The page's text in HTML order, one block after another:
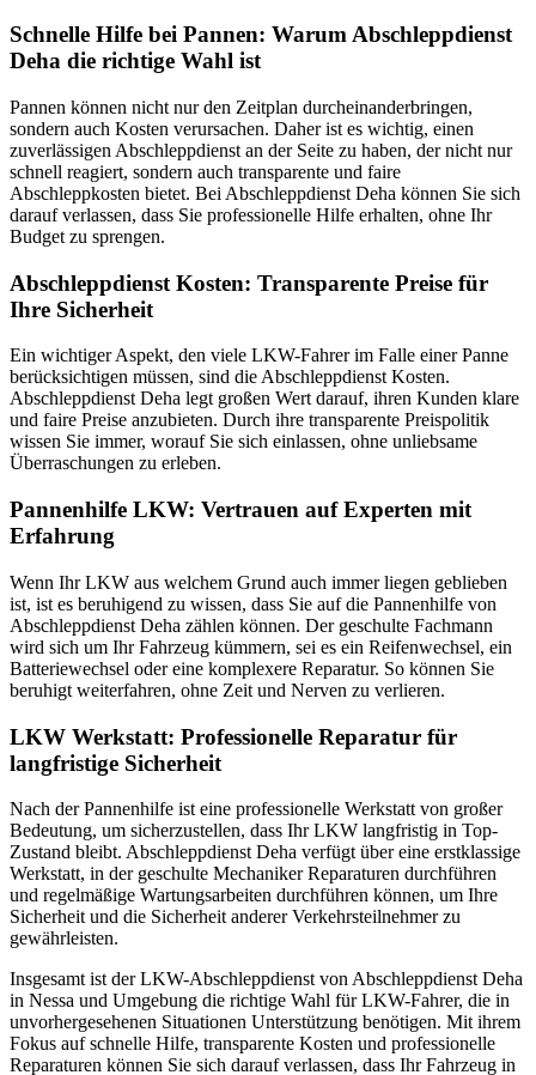
Schnelle Hilfe bei Pannen: Warum Abschleppdienst
Deha die richtige Wahl ist
Pannen können nicht nur den Zeitplan durcheinanderbringen,
sondern auch Kosten verursachen. Daher ist es wichtig, einen
zuverlässigen Abschleppdienst an der Seite zu haben, der nicht nur
schnell reagiert, sondern auch transparente und faire
Abschleppkosten bietet. Bei Abschleppdienst Deha können Sie sich
darauf verlassen, dass Sie professionelle Hilfe erhalten, ohne Ihr
Budget zu sprengen.
Abschleppdienst Kosten: Transparente Preise für
Ihre Sicherheit
Ein wichtiger Aspekt, den viele LKW-Fahrer im Falle einer Panne
berücksichtigen müssen, sind die Abschleppdienst Kosten.
Abschleppdienst Deha legt großen Wert darauf, ihren Kunden klare
und faire Preise anzubieten. Durch ihre transparente Preispolitik
wissen Sie immer, worauf Sie sich einlassen, ohne unliebsame
Überraschungen zu erleben.
Pannenhilfe LKW: Vertrauen auf Experten mit
Erfahrung
Wenn Ihr LKW aus welchem Grund auch immer liegen geblieben
ist, ist es beruhigend zu wissen, dass Sie auf die Pannenhilfe von
Abschleppdienst Deha zählen können. Der geschulte Fachmann
wird sich um Ihr Fahrzeug kümmern, sei es ein Reifenwechsel, ein
Batteriewechsel oder eine komplexere Reparatur. So können Sie
beruhigt weiterfahren, ohne Zeit und Nerven zu verlieren.
LKW Werkstatt: Professionelle Reparatur für
langfristige Sicherheit
Nach der Pannenhilfe ist eine professionelle Werkstatt von großer
Bedeutung, um sicherzustellen, dass Ihr LKW langfristig in Top-
Zustand bleibt. Abschleppdienst Deha verfügt über eine erstklassige
Werkstatt, in der geschulte Mechaniker Reparaturen durchführen
und regelmäßige Wartungsarbeiten durchführen können, um Ihre
Sicherheit und die Sicherheit anderer Verkehrsteilnehmer zu
gewährleisten.
Insgesamt ist der LKW-Abschleppdienst von Abschleppdienst Deha
in Nessa und Umgebung die richtige Wahl für LKW-Fahrer, die in
unvorhergesehenen Situationen Unterstützung benötigen. Mit ihrem
Fokus auf schnelle Hilfe, transparente Kosten und professionelle
Reparaturen können Sie sich darauf verlassen, dass Ihr Fahrzeug in